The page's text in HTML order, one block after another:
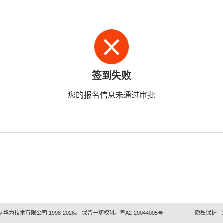
签到失败
您的报名信息未通过审批
华为技术有限公司 1998-2026。 保留一切权利。粤A2-20044005号 | 隐私保护